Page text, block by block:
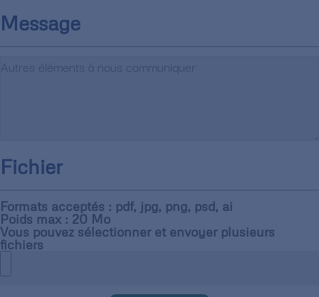
Message
Fichier
Formats acceptés : pdf, jpg, png, psd, ai
Poids max : 20 Mo
Vous pouvez sélectionner et envoyer plusieurs
fichiers